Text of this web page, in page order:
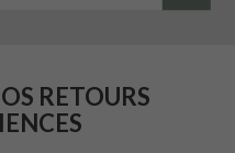
RETOURS